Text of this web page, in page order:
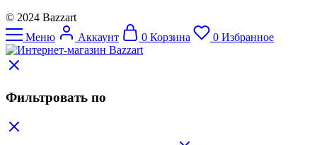
© 2024 Bazzart
Меню
Аккаунт 0 Корзина 0 Избранное
Фильтровать по